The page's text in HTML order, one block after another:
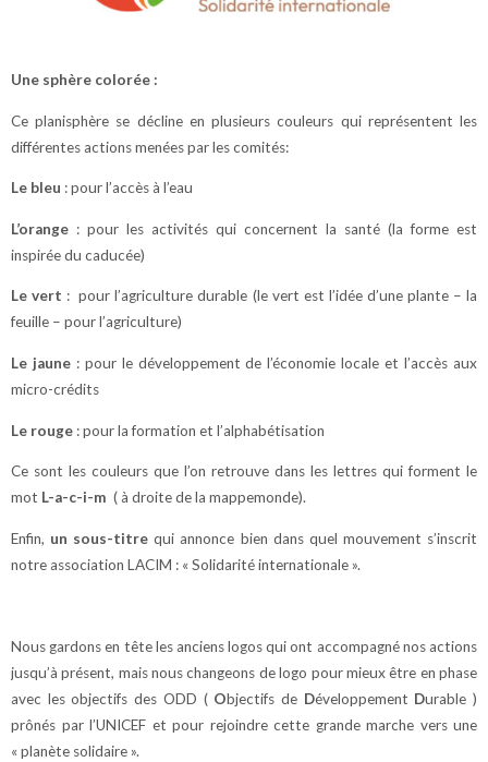
Une sphère colorée :
Ce planisphère se décline en plusieurs couleurs qui représentent les
différentes actions menées par les comités:
Le bleu : pour l’accès à l’eau
L’orange : pour les activités qui concernent la santé (la forme est
inspirée du caducée)
Le vert : pour l’agriculture durable (le vert est l’idée d’une plante – la
feuille – pour l’agriculture)
Le jaune: pour le développement de l’économie locale et l’accès aux
micro-crédits
Le rouge : pour la formation et l’alphabétisation
Ce sont les couleurs que l’on retrouve dans les lettres qui forment le
mot L-a-c-i-m ( à droite de la mappemonde).
Enfin, un sous-titre qui annonce bien dans quel mouvement s’inscrit
notre association LACIM : « Solidarité internationale ».
Nous gardons en tête les anciens logos qui ont accompagné nos actions
jusqu’à présent, mais nous changeons de logo pour mieux être en phase
avec les objectifs des ODD ( Objectifs de Développement Durable )
prônés par l’UNICEF et pour rejoindre cette grande marche vers une
« planète solidaire ».